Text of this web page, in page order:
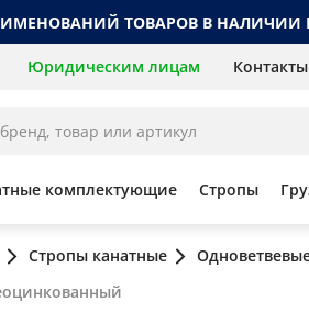
ТОВАРОВ В
Юридическим лицам Контакты
комплектующие Стропы
Стропы канатные